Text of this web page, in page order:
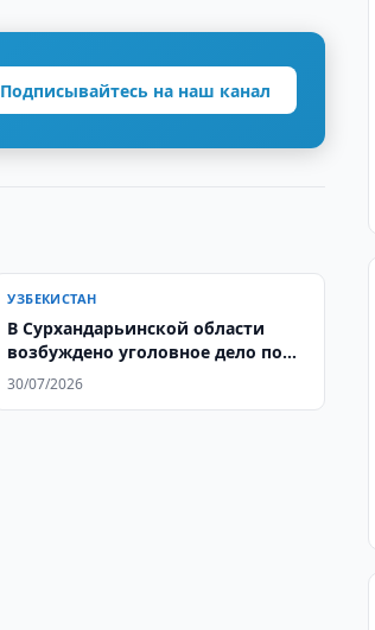
Подписывайтесь на наш канал
УЗБЕКИСТАН
​​​​​​​В Сурхандарьинской области
возбуждено уголовное дело по
факту браконьерства
30/07/2026